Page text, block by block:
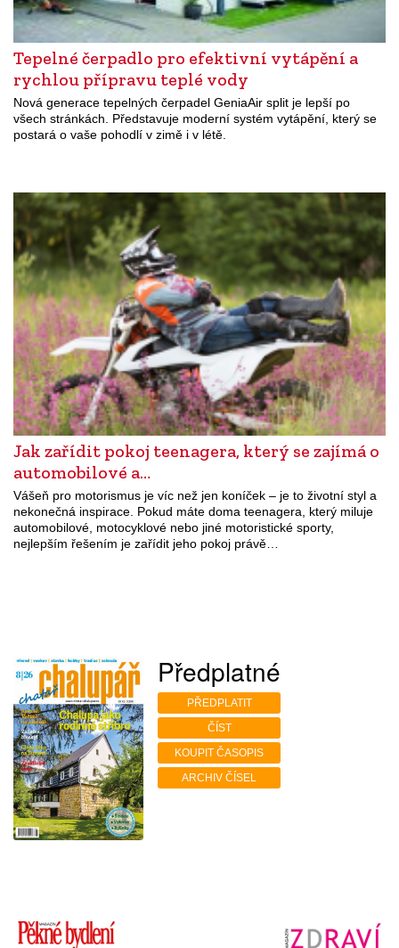
Tepelné čerpadlo pro efektivní vytápění a
rychlou přípravu teplé vody
Nová generace tepelných čerpadel GeniaAir split je lepší po
všech stránkách. Představuje moderní systém vytápění, který se
postará o vaše pohodlí v zimě i v létě.
Jak zařídit pokoj teenagera, který se zajímá o
automobilové a…
Vášeň pro motorismus je víc než jen koníček – je to životní styl a
nekonečná inspirace. Pokud máte doma teenagera, který miluje
automobilové, motocyklové nebo jiné motoristické sporty,
nejlepším řešením je zařídit jeho pokoj právě…
Předplatné
PŘEDPLATIT
ČÍST
KOUPIT ČASOPIS
ARCHIV ČÍSEL